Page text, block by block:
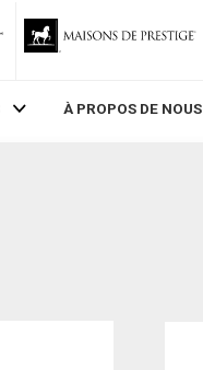
RLP
À PROPOS DE NOUS